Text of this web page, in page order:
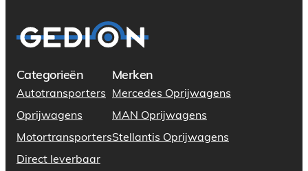
Categorieën
Autotransporters
Oprijwagens
Motortransporters
Direct leverbaar
Merken
Mercedes Oprijwagens
MAN Oprijwagens
Stellantis Oprijwagens